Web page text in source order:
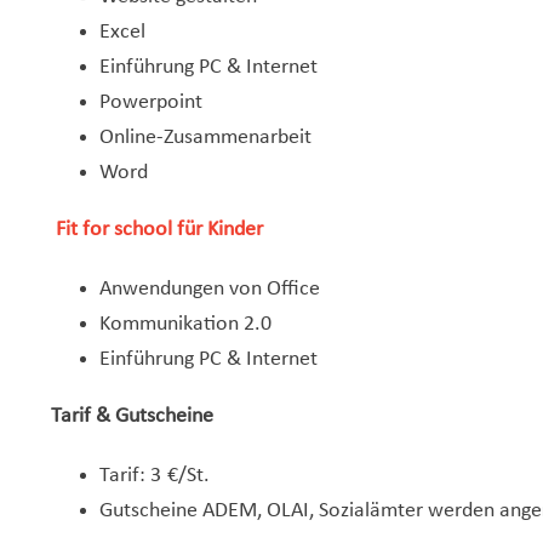
Excel
Einführung PC & Internet
Powerpoint
Online-Zusammenarbeit
Word
Fit for school für Kinder
Anwendungen von Office
Kommunikation 2.0
Einführung PC & Internet
Tarif & Gutscheine
Tarif: 3 €/St.
Gutscheine ADEM, OLAI, Sozialämter werden